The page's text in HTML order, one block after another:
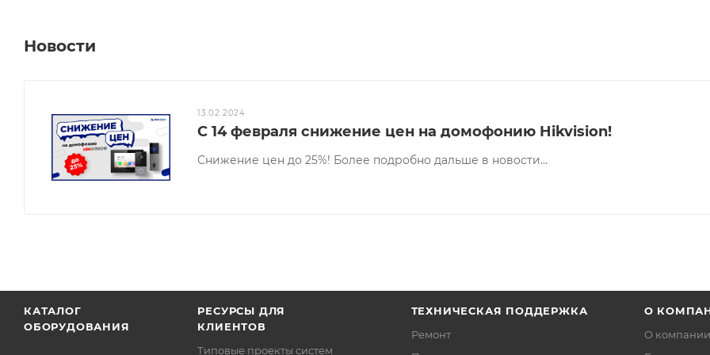
Новости
13.02.2024
С 14 февраля снижение цен на домофонию Hikvision!
Снижение цен до 25%! Более подробно дальше в новости...
КАТАЛОГ
ОБОРУДОВАНИЯ
РЕСУРСЫ ДЛЯ
КЛИЕНТОВ
Типовые проекты систем
ТЕХНИЧЕСКАЯ ПОДДЕРЖКА
Ремонт
О
О компании